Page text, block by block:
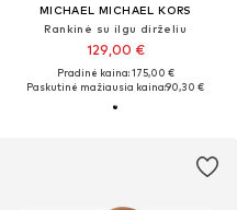
MICHAEL MICHAEL KORS
Rankinė su ilgu dirželiu
129,00 €
Pradinė kaina: 175,00 €
Paskutinė mažiausia kaina:90,30 €